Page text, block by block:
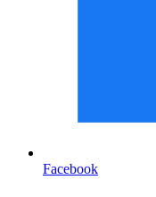
Facebook